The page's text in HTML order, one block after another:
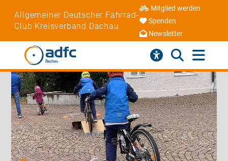
Allgemeiner Deutscher Fahrrad-
Club Kreisverband Dachau
Mitglied werden
Spenden
Newsletter